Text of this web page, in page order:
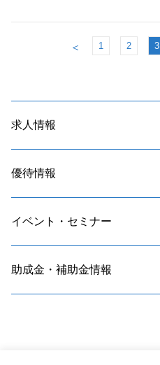
＜ 1 2 3
求人情報
優待情報
イベント・セミナー
助成金・補助金情報